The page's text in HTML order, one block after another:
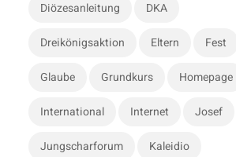
Diözesanleitung DKA
Dreikönigsaktion Eltern Fest
Glaube Grundkurs Homepage
International Internet Josef
Jungscharforum Kaleidio